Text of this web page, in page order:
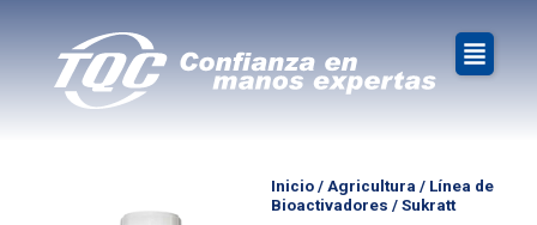
Inicio /Agricultura / Línea de
Bioactivadores / Sukratt